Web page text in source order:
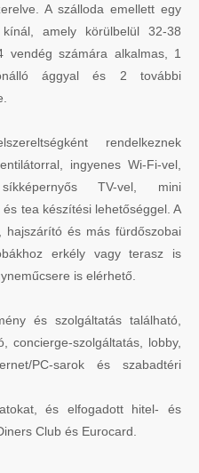
A szálloda emellett egy
amely körülbelül 32-38
vendég számára alkalmas, 1
ággyal és 2 további
rendelkeznek
ingyenes Wi-Fi-vel,
TV-vel, mini
tea készítési lehetőséggel. A
hajszárító és más fürdőszobai
erkély vagy terasz is
is elérhető.
és szolgáltatás található,
concierge-szolgáltatás, lobby,
PC-sarok és szabadtéri
és elfogadott hitel- és
Club és Eurocard.